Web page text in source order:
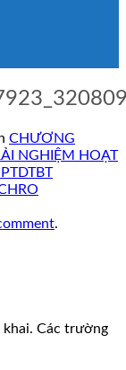
CHƯƠNG
NGHIỆM HOẠT
.
khai. Các trường